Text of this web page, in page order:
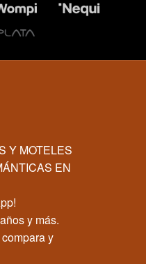
Y MOTELES
EN
y más.
y